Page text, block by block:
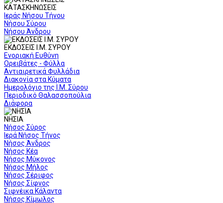
ΚΑΤΑΣΚΗΝΩΣΕΙΣ
Ιεράς Νήσου Τήνου
Νήσου Σύρου
Νήσου Άνδρου
ΕΚΔΟΣΕΙΣ Ι.Μ. ΣΥΡΟΥ
Ενοριακή Ευθύνη
Ορειβάτες - Φύλλα
Αντιαιρετικά Φυλλάδια
Διακονία στα Κύματα
Ημερολόγιο της Ι.Μ. Σύρου
Περιοδικό Θαλασσοπούλια
Διάφορα
ΝΗΣΙΑ
Νήσος Σύρος
Ιερά Νήσος Τήνος
Νήσος Άνδρος
Νήσος Κέα
Νήσος Μύκονος
Νήσος Μήλος
Νήσος Σέριφος
Νήσος Σίφνος
Σιφνέικα Κάλαντα
Νήσος Κίμωλος